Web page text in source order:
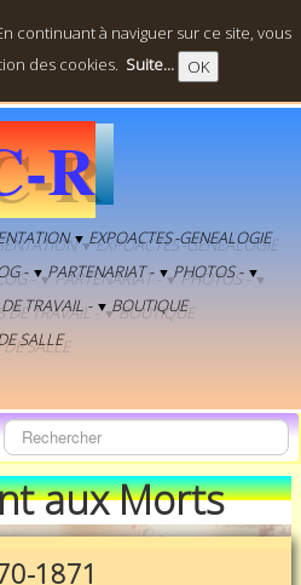
continuant à naviguer sur ce site, vous
des cookies. Suite... OK
R
▼ EXPOACTES-GENEALOGIE
- ▼ PARTENARIAT - ▼ PHOTOS - ▼
TRAVAIL - ▼ BOUTIQUE
SALLE
aux Morts
1871